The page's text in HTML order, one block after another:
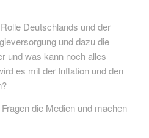
Deutschlands und der
und dazu die
und was kann noch alles
es mit der Inflation und den
die Medien und machen